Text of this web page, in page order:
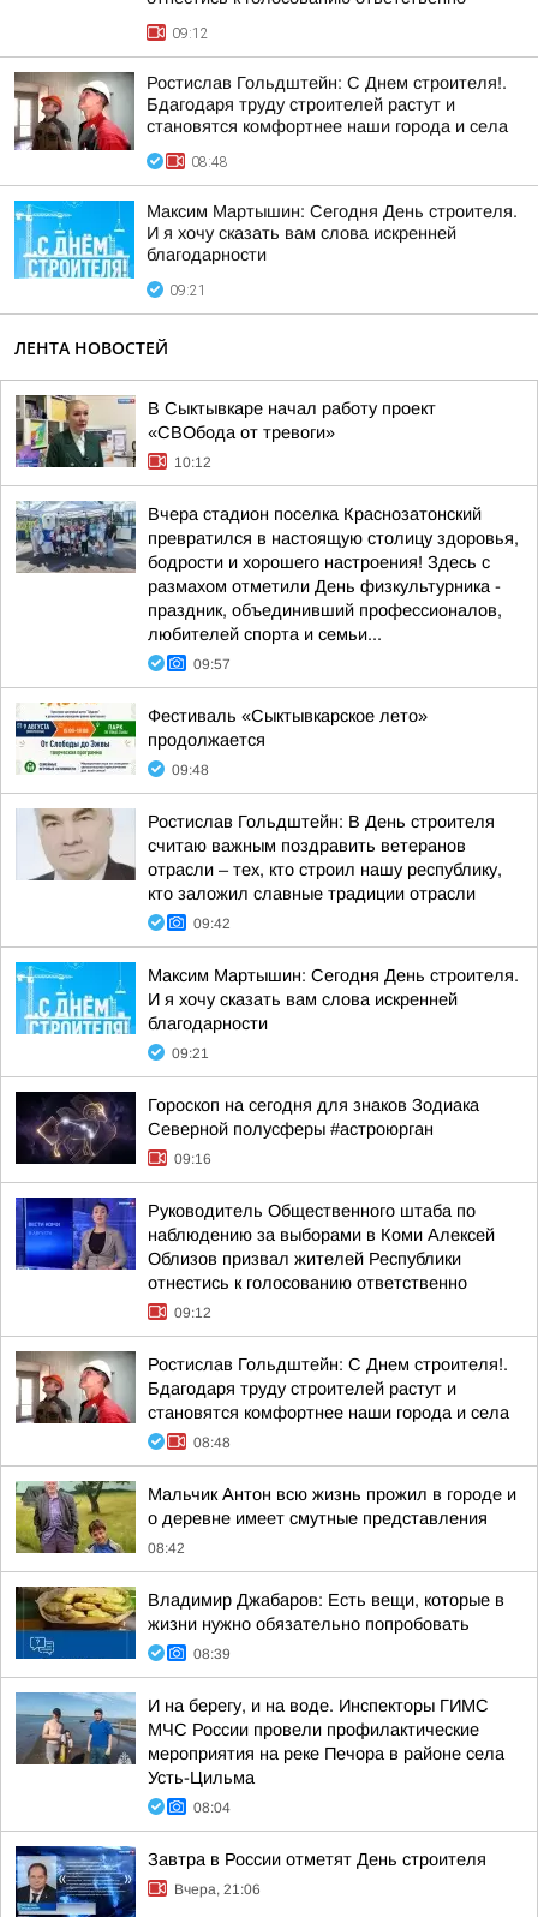
09:12
Ростислав Гольдштейн: С Днем строителя!.
Бдагодаря труду строителей растут и
становятся комфортнее наши города и села
08:48
Максим Мартышин: Сегодня День строителя.
И я хочу сказать вам слова искренней
благодарности
09:21
ЛЕНТА НОВОСТЕЙ
В Сыктывкаре начал работу проект
«СВОбода от тревоги»
10:12
Вчера стадион поселка Краснозатонский
превратился в настоящую столицу здоровья,
бодрости и хорошего настроения! Здесь с
размахом отметили День физкультурника -
праздник, объединивший профессионалов,
любителей спорта и семьи...
09:57
Фестиваль «Сыктывкарское лето»
продолжается
09:48
Ростислав Гольдштейн: В День строителя
считаю важным поздравить ветеранов
отрасли – тех, кто строил нашу республику,
кто заложил славные традиции отрасли
09:42
Максим Мартышин: Сегодня День строителя.
И я хочу сказать вам слова искренней
благодарности
09:21
Гороскоп на сегодня для знаков Зодиака
Северной полусферы #астроюрган
09:16
Руководитель Общественного штаба по
наблюдению за выборами в Коми Алексей
Облизов призвал жителей Республики
отнестись к голосованию ответственно
09:12
Ростислав Гольдштейн: С Днем строителя!.
Бдагодаря труду строителей растут и
становятся комфортнее наши города и села
08:48
Мальчик Антон всю жизнь прожил в городе и
о деревне имеет смутные представления
08:42
Владимир Джабаров: Есть вещи, которые в
жизни нужно обязательно попробовать
08:39
И на берегу, и на воде. Инспекторы ГИМС
МЧС России провели профилактические
мероприятия на реке Печора в районе села
Усть-Цильма
08:04
Завтра в России отметят День строителя
Вчера, 21:06